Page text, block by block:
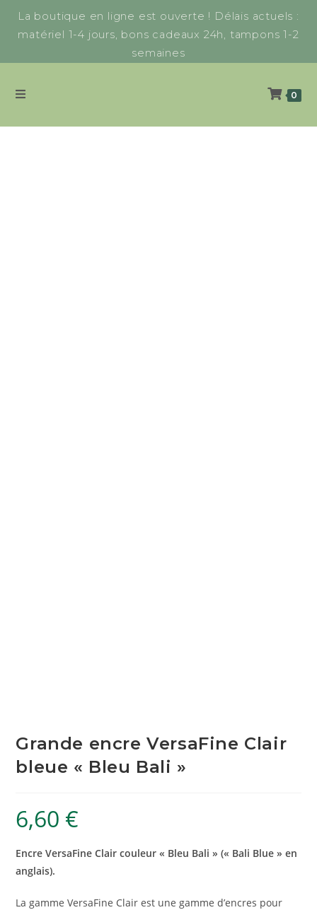
La boutique en ligne est ouverte ! Délais actuels :
matériel 1-4 jours, bons cadeaux 24h, tampons 1-2
semaines
0
Grande encre VersaFine Clair
bleue « Bleu Bali »
6,60 €
Encre VersaFine Clair couleur « Bleu Bali » (« Bali Blue » en
anglais).
La gamme VersaFine Clair est une gamme d’encres pour